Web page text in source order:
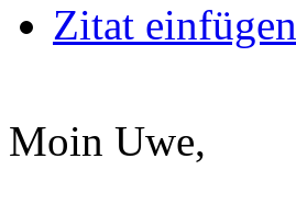
Zitat einfügen
Moin Uwe,